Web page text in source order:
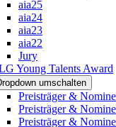
aia25
aia24
aia23
aia22
Jury
Young Talents Award
umschalten
Preisträger &
Preisträger &
Preisträger &